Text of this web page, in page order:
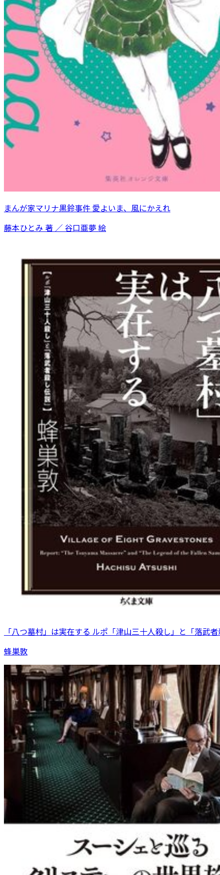
まんが家マリナ黒鈴事件 愛よいま、風にかえれ
藤本ひとみ 著 ／ 谷口亜夢 絵
「八つ墓村」は実在する ルポ「津山三十人殺し」と「落武
蜂巣敦